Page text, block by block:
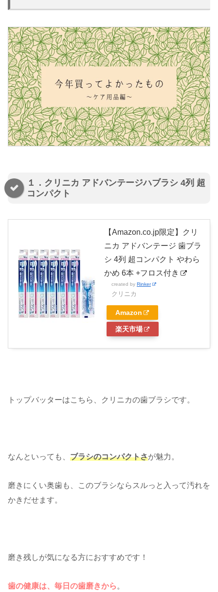
１．クリニカ アドバンテージハブラシ 4列 超
コンパクト
【Amazon.co.jp限定】クリ
ニカ アドバンテージ 歯ブラ
シ 4列 超コンパクト やわら
かめ 6本 +フロス付き
created by Rinker
クリニカ
Amazon
楽天市場
トップバッターはこちら、クリニカの歯ブラシです。
なんといっても、 ブラシのコンパクトさが魅力。
磨きにくい奥歯も、このブラシならスルっと入って汚れを
かきだせます。
磨き残しが気になる方におすすめです！
歯の健康は、毎日の歯磨きから 。